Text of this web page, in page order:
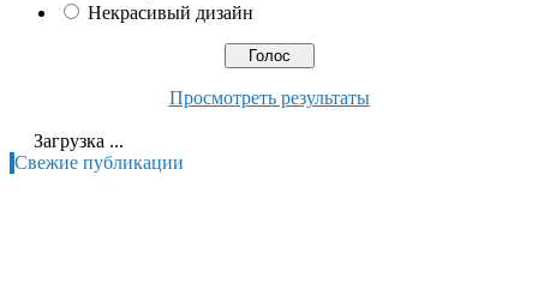
Некрасивый дизайн
Просмотреть результаты
Загрузка ...
Свежие публикации